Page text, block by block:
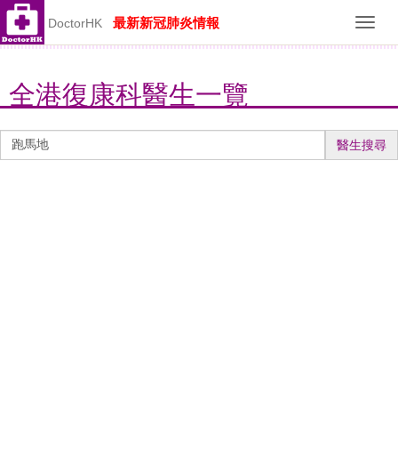
DoctorHK 最新新冠肺炎情報
全港復康科醫生一覽
生
醫生搜尋